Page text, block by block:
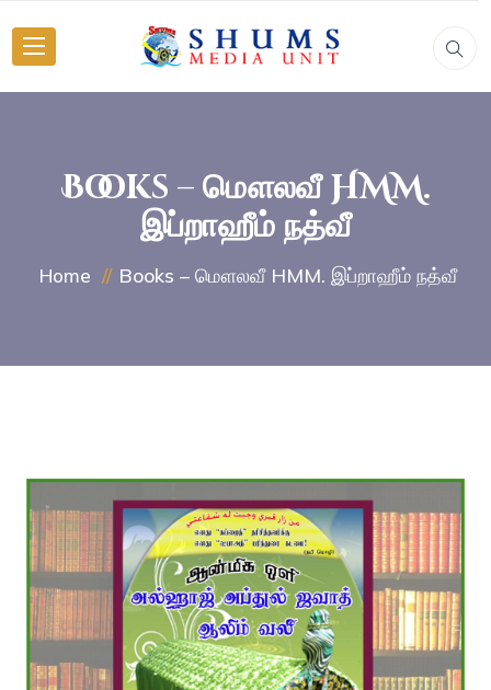
Books – மௌலவீ HMM.
இப்றாஹீம் நத்வீ
Home Books – மௌலவீ HMM. இப்றாஹீம் நத்வீ